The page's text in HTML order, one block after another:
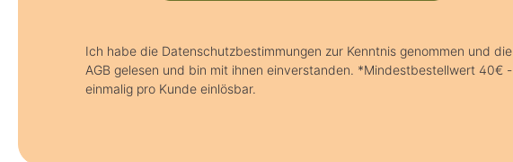
Ich habe die Datenschutzbestimmungen zur Kenntnis genommen und die
AGB gelesen und bin mit ihnen einverstanden. *Mindestbestellwert 40€ -
einmalig pro Kunde einlösbar.